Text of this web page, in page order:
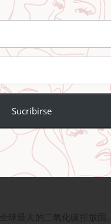
growth will be
球最大的二氧化碳排放国